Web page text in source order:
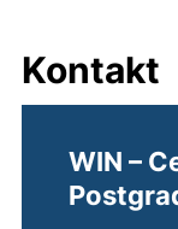
Kontakt
WIN –